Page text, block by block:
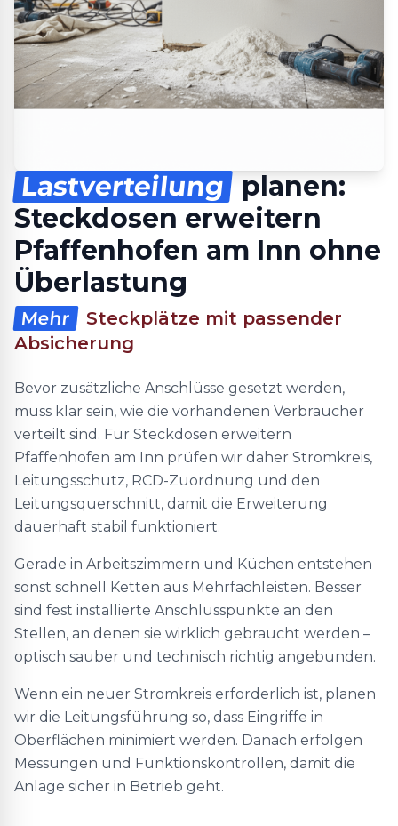
Lastverteilung
planen:
Steckdosen erweitern
Pfaffenhofen am Inn ohne
Überlastung
Mehr
Steckplätze mit passender
Absicherung
Bevor zusätzliche Anschlüsse gesetzt werden,
muss klar sein, wie die vorhandenen Verbraucher
verteilt sind. Für Steckdosen erweitern
Pfaffenhofen am Inn prüfen wir daher Stromkreis,
Leitungsschutz, RCD-Zuordnung und den
Leitungsquerschnitt, damit die Erweiterung
dauerhaft stabil funktioniert.
Gerade in Arbeitszimmern und Küchen entstehen
sonst schnell Ketten aus Mehrfachleisten. Besser
sind fest installierte Anschlusspunkte an den
Stellen, an denen sie wirklich gebraucht werden –
optisch sauber und technisch richtig angebunden.
Wenn ein neuer Stromkreis erforderlich ist, planen
wir die Leitungsführung so, dass Eingriffe in
Oberflächen minimiert werden. Danach erfolgen
Messungen und Funktionskontrollen, damit die
Anlage sicher in Betrieb geht.